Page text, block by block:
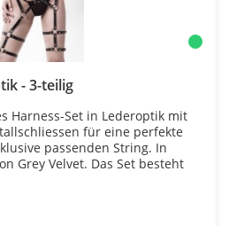
- 3-teilig
Harness-Set in Lederoptik mit
für eine perfekte
passenden String. In
Grey Velvet. Das Set besteht